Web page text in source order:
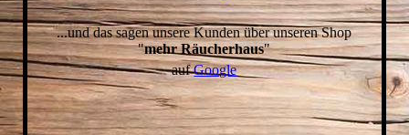
...und das sagen unsere Kunden über unseren Shop
"mehr Räucherhaus"
aufGoogle